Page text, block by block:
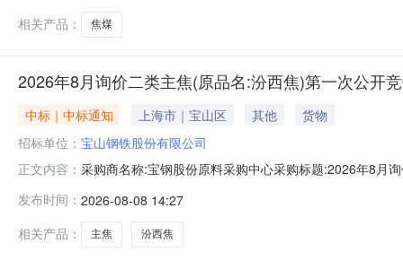
相关产品：
焦煤
2026年8月询价二类主焦(原品名:汾西焦)第一次公开
中标｜中标通知 上海市｜宝山区 其他
货物
招标单位： 宝山钢铁股份有限公司
正文内容： 采购商名称:宝钢股份原料采购中心采购标题:2026年8月
发布时间： 2026-08-08 14:27
相关产品：
主焦 汾西焦